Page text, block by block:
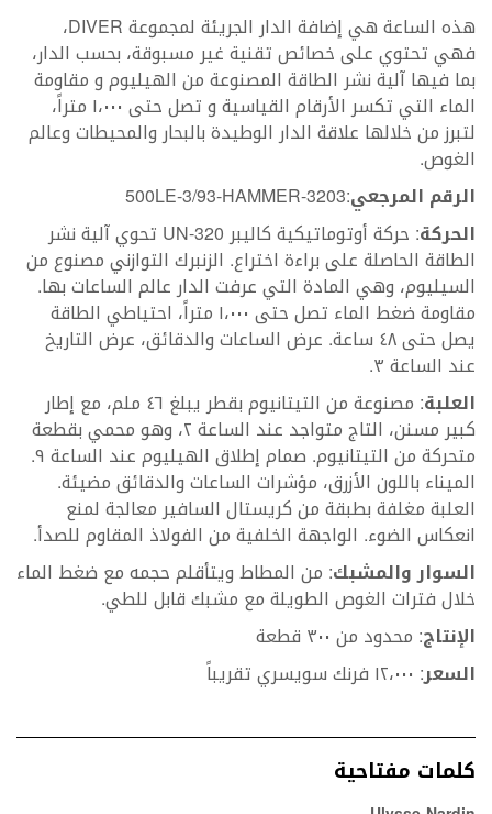
هذه الساعة هي إضافة الدار الجريئة لمجموعة DIVER،
فهي تحتوي على خصائص تقنية غير مسبوقة، بحسب الدار،
بما فيها آلية نشر الطاقة المصنوعة من الهيليوم و مقاومة
الماء التي تكسر الأرقام القياسية و تصل حتى ١،٠٠٠ متراً،
لتبرز من خلالها علاقة الدار الوطيدة بالبحار والمحيطات وعالم
الغوص.
الرقم المرجعي:3203-500LE-3/93-HAMMER
الحركة
: حركة أوتوماتيكية كاليبر UN-320 تحوي آلية نشر
الطاقة الحاصلة على براءة اختراع. الزنبرك التوازني مصنوع من
السيليوم، وهي المادة التي عرفت الدار عالم الساعات بها.
مقاومة ضغط الماء تصل حتى ١،٠٠٠ متراً، احتياطي الطاقة
يصل حتى ٤٨ ساعة. عرض الساعات والدقائق، عرض التاريخ
عند الساعة ٣.
العلبة
: مصنوعة من التيتانيوم بقطر يبلغ ٤٦ ملم، مع إطار
كبير مسنن، التاج متواجد عند الساعة ٢، وهو محمي بقطعة
متحركة من التيتانيوم. صمام إطلاق الهيليوم عند الساعة ٩.
الميناء باللون الأزرق، مؤشرات الساعات والدقائق مضيئة.
العلبة مغلفة بطبقة من كريستال السافير معالجة لمنع
انعكاس الضوء. الواجهة الخلفية من الفولاذ المقاوم للصدأ.
السوار والمشبك: من المطاط ويتأقلم حجمه مع ضغط الماء
خلال فترات الغوص الطويلة مع مشبك قابل للطي.
الإنتاج: محدود من ٣٠٠ قطعة
السعر: ١٢،٠٠٠ فرنك سويسري تقريباً
كلمات مفتاحية